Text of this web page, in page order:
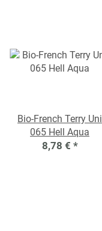
Bio-French Terry Uni
065 Hell Aqua
8,78 € *